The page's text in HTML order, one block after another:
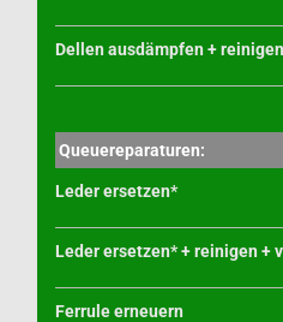
Dellen ausdämpfen +
Queuereparaturen:
Leder ersetzen*
Leder ersetzen* + reinigen +
Ferrule erneuern